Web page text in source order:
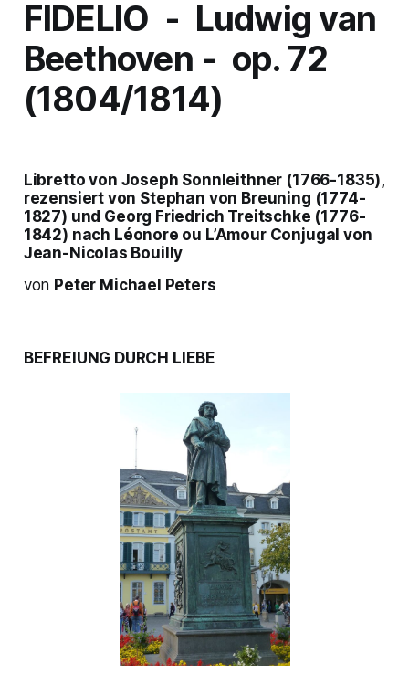
FIDELIO - Ludwig van
Beethoven - op. 72
(1804/1814)
Libretto von Joseph Sonnleithner (1766-1835),
rezensiert von Stephan von Breuning (1774-
1827) und Georg Friedrich Treitschke (1776-
1842) nach Léonore ou L’Amour Conjugal von
Jean-Nicolas Bouilly
von Peter Michael Peters
BEFREIUNG DURCH LIEBE